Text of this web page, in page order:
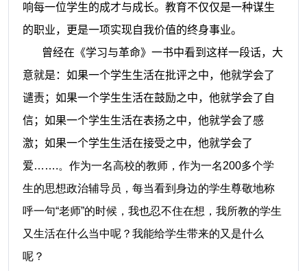
响每一位学生的成才与成长。教育不仅仅是一种谋生
的职业，更是一项实现自我价值的终身事业。
曾经在《学习与革命》一书中看到这样一段话，大
意就是：如果一个学生生活在批评之中，他就学会了
谴责；如果一个学生生活在鼓励之中，他就学会了自
信；如果一个学生生活在表扬之中，他就学会了感
激；如果一个学生生活在接受之中，他就学会了
爱…….。作为一名高校的教师，作为一名200多个学
生的思想政治辅导员，每当看到身边的学生尊敬地称
呼一句“老师”的时候，我也忍不住在想，我所教的学生
又生活在什么当中呢？我能给学生带来的又是什么
呢？